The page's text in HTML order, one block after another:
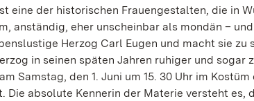
eine der historischen Frauengestalten, die in
anständig, eher unscheinbar als mondän –
Herzog Carl Eugen und macht sie zu
in seinen späten Jahren ruhiger und sogar
Samstag, den 1. Juni um 15. 30 Uhr im
Die absolute Kennerin der Materie versteht es,